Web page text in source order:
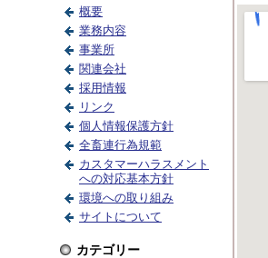
概要
業務内容
事業所
関連会社
採用情報
リンク
個人情報保護方針
全畜連行為規範
カスタマーハラスメント
への対応基本方針
環境への取り組み
サイトについて
カテゴリー